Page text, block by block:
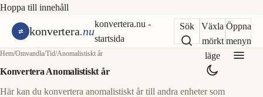
Hoppa till innehåll
konvertera.nu
konvertera.nu -
startsida
Sök
Växla
mörkt
läge
Öppna
menyn
Hem/Omvandla/Tid/Anomalistiskt år
Konvertera Anomalistiskt år
Här kan du konvertera anomalistiskt år till andra enheter som